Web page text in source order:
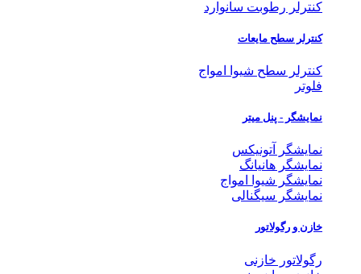
کنترلر رطوبت سانوارد
کنترلر سطح مایعات
کنترلر سطح شیوا امواج
فلوتر
نمایشگر - پنل میتر
نمایشگر آتونیکس
نمایشگر هانیانگ
نمایشگر شیوا امواج
نمایشگر سیگنالی
خازن و رگولاتور
رگولاتور خازنی